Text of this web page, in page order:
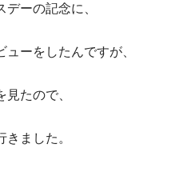
ーの記念に、
ーをしたんですが、
たので、
ました。